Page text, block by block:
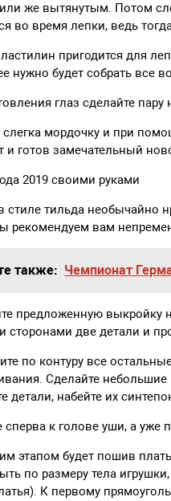
же вытянутым. Потом
во время лепки, ведь
пригодится для
нужно будет собрать все
глаз сделайте
слегка мордочку и при
и готов замечательный
2019 своими руками
стиле тильда необычайно
рекомендуем вам
также: Чемпионат
предложенную выкройку
сторонами две детали и
по контуру все
Сделайте небольшие
детали, набейте их
сперва к голове уши, а уже
этапом будет пошив
по размеру тела
К первому